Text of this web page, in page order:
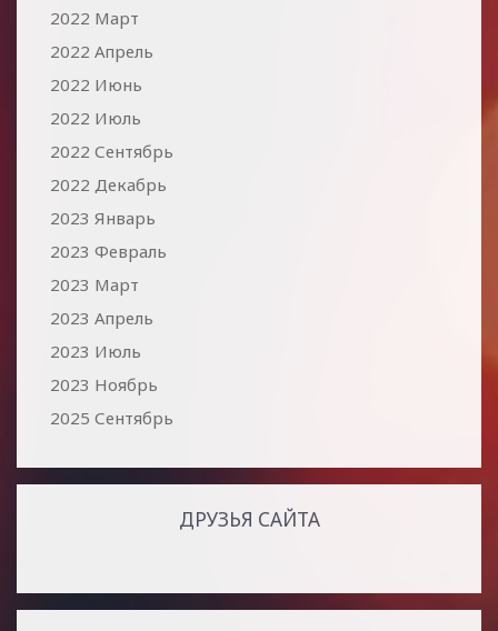
2022 Март
2022 Апрель
2022 Июнь
2022 Июль
2022 Сентябрь
2022 Декабрь
2023 Январь
2023 Февраль
2023 Март
2023 Апрель
2023 Июль
2023 Ноябрь
2025 Сентябрь
ДРУЗЬЯ САЙТА